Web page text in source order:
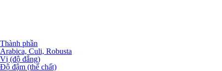
Thành phần
Arabica, Culi, Robusta
Vị (độ đắng)
Độ đậm (thể chất)